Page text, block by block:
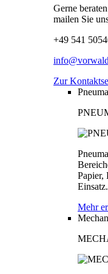
Gerne
mailen Sie
+49 541
Zur
Papier,
Einsatz.
Mehr